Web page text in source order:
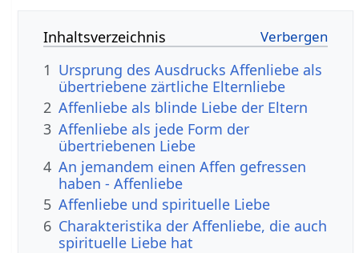
Inhaltsverzeichnis
1 Ursprung des Ausdrucks Affenliebe als
übertriebene zärtliche Elternliebe
2 Affenliebe als blinde Liebe der Eltern
3 Affenliebe als jede Form der
übertriebenen Liebe
4 An jemandem einen Affen gefressen
haben - Affenliebe
5 Affenliebe und spirituelle Liebe
6 Charakteristika der Affenliebe, die auch
spirituelle Liebe hat